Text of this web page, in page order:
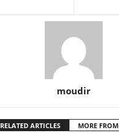
moudir
RELATED ARTICLES MORE